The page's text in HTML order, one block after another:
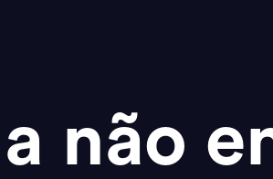
não